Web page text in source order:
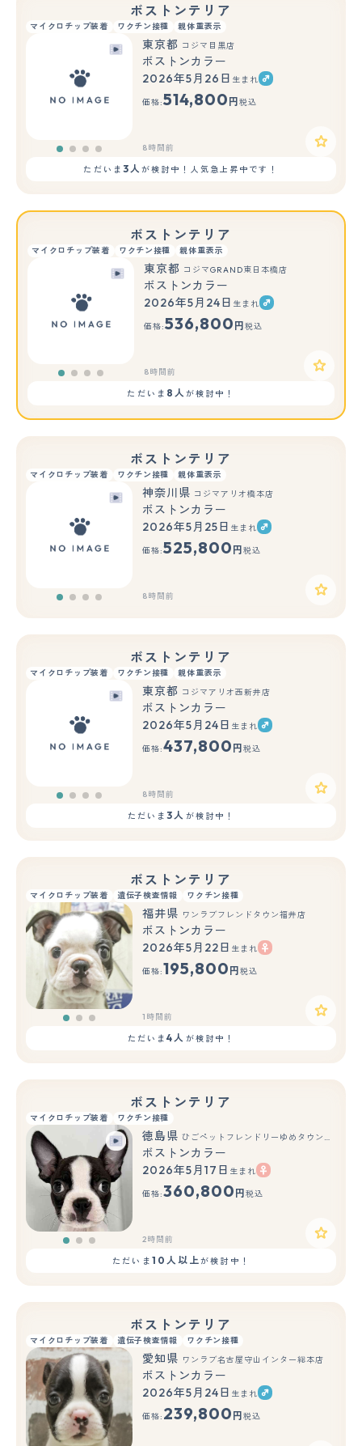
ボストンテリア
マイクロチップ装着 ワクチン接種 親体重表示
東京都 コジマ目黒店
ボストンカラー
2026年5月26日 生まれ
価格:514,800 円 税込
8時間前
ただいま 3人が検討中！人気急上昇中です！
ボストンテリア
マイクロチップ装着 ワクチン接種 親体重表示
東京都 コジマGRAND東日本橋店
ボストンカラー
2026年5月24日 生まれ
価格:536,800 円 税込
8時間前
ただいま 8人が検討中！
ボストンテリア
マイクロチップ装着 ワクチン接種 親体重表示
神奈川県 コジマアリオ橋本店
ボストンカラー
2026年5月25日 生まれ
価格:525,800 円 税込
8時間前
ボストンテリア
マイクロチップ装着 ワクチン接種 親体重表示
東京都 コジマアリオ西新井店
ボストンカラー
2026年5月24日 生まれ
価格:437,800 円 税込
8時間前
ただいま3人 が検討中！
ボストンテリア
マイクロチップ装着 遺伝子検査情報 ワクチン接種
もっと見る
福井県 ワンラブフレンドタウン福井店
ボストンカラー
2026年5月22日 生まれ
価格:195,800 円 税込
1時間前
ただいま4人 が検討中！
ボストンテリア
マイクロチップ装着 ワクチン接種
もっと見る
徳島県 ひごペットフレンドリーゆめタウン徳島店
ボストンカラー
2026年5月17日 生まれ
価格:360,800 円 税込
2時間前
ただいま 10人以上が検討中！
ボストンテリア
マイクロチップ装着 遺伝子検査情報 ワクチン接種
もっと見る
愛知県 ワンラブ名古屋守山インター総本店
ボストンカラー
2026年5月24日 生まれ
価格: 239,800 円 税込